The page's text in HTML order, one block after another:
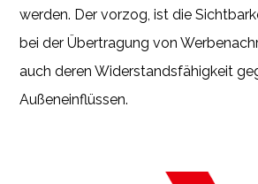
werden. Der vorzog, ist die
bei der Übertragung von
auch deren Widerstandsfähigkeit
Außeneinflüssen.